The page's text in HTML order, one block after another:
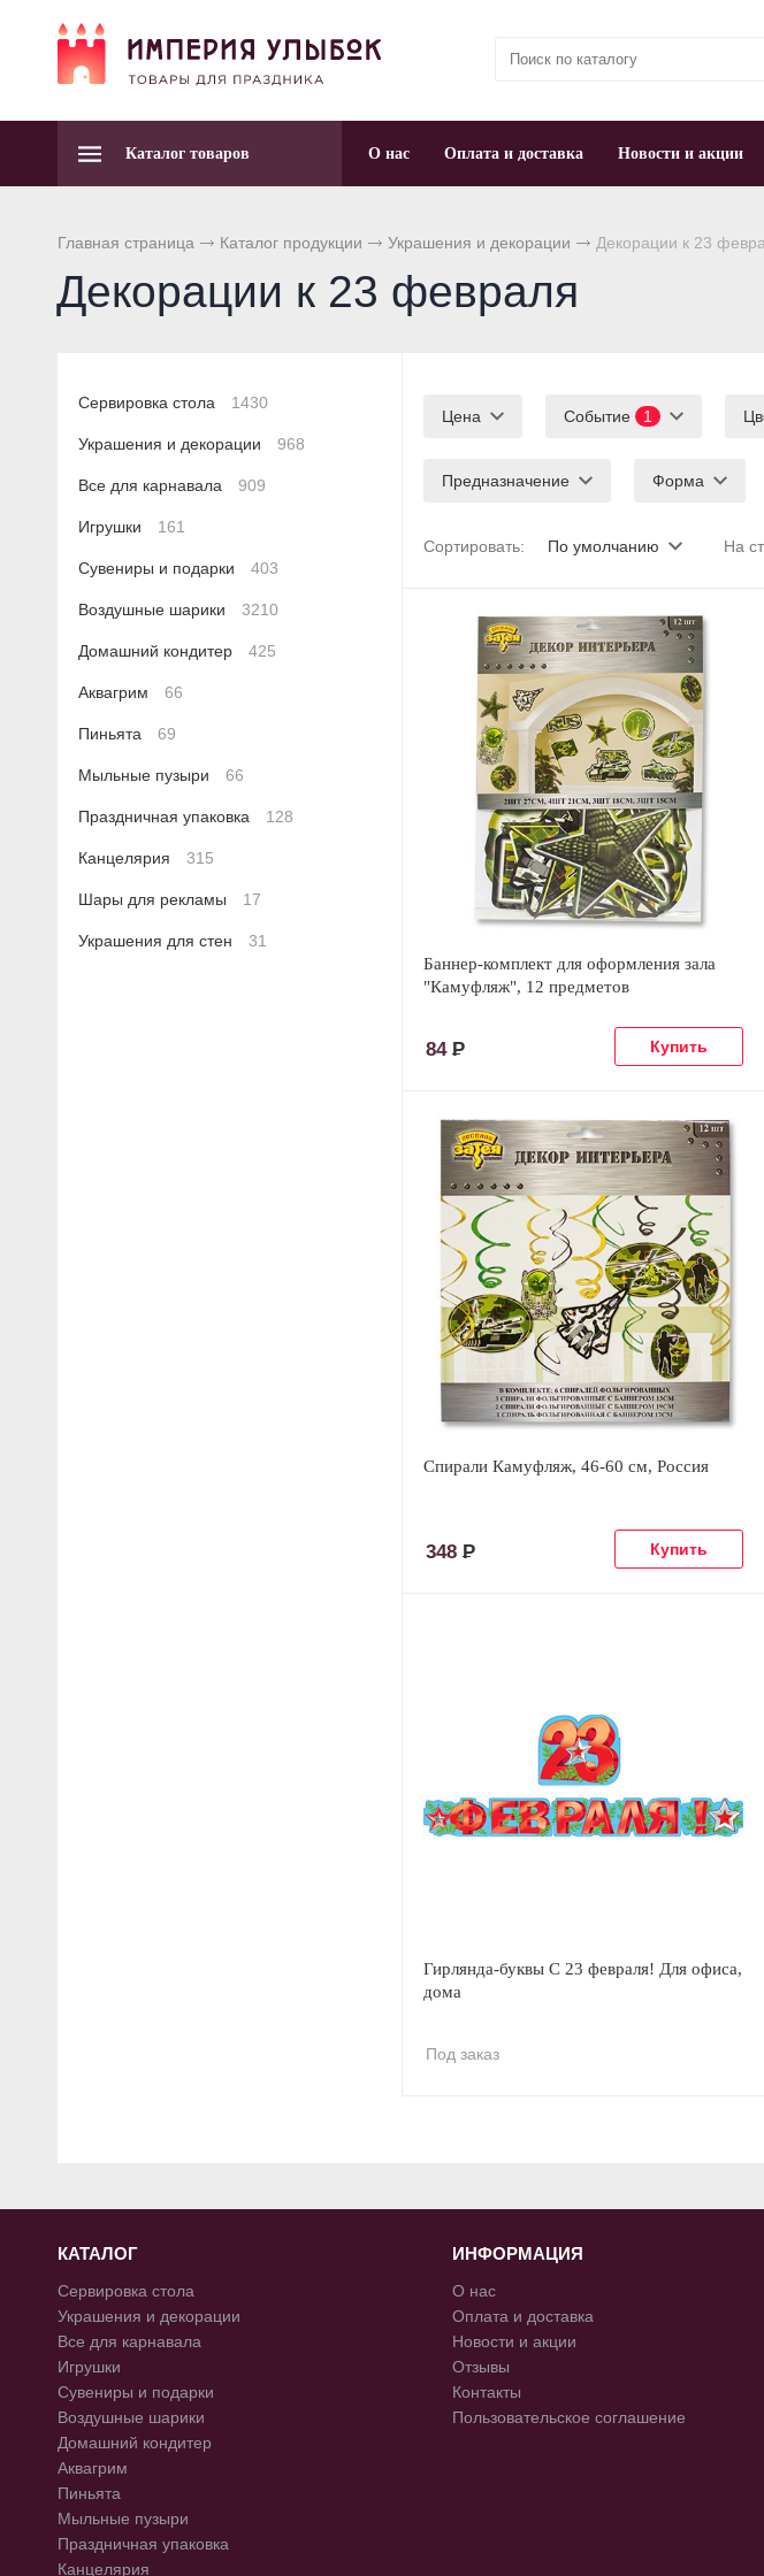
Каталог товаров О нас Оплата и доставка Новости и акции
Главная страница Каталог продукции Украшения и декорации Декорации к 23
Декорации к 23 февраля
Цена Событие 1
Предназначение Форма
Сортировать: По умолчанию На
Баннер-комплект для оформления зала
"Камуфляж", 12 предметов
84 Р
Спирали Камуфляж, 46-60 см, Россия
348 Р
Гирлянда-буквы С 23 февраля! Для офиса,
дома
Под заказ
Сервировка стола 1430
Украшения и декорации 968
Все для карнавала 909
Игрушки 161
Сувениры и подарки 403
Воздушные шарики 3210
Домашний кондитер 425
Аквагрим 66
Пиньята 69
Мыльные пузыри 66
Праздничная упаковка 128
Канцелярия 315
Шары для рекламы 17
Украшения для стен 31
КАТАЛОГ
Сервировка стола
Украшения и декорации
Все для карнавала
Игрушки
Сувениры и подарки
Воздушные шарики
Домашний кондитер
Аквагрим
Пиньята
Мыльные пузыри
Праздничная упаковка
Канцелярия
ИНФОРМАЦИЯ
О нас
Оплата и доставка
Новости и акции
Отзывы
Контакты
Пользовательское соглашение